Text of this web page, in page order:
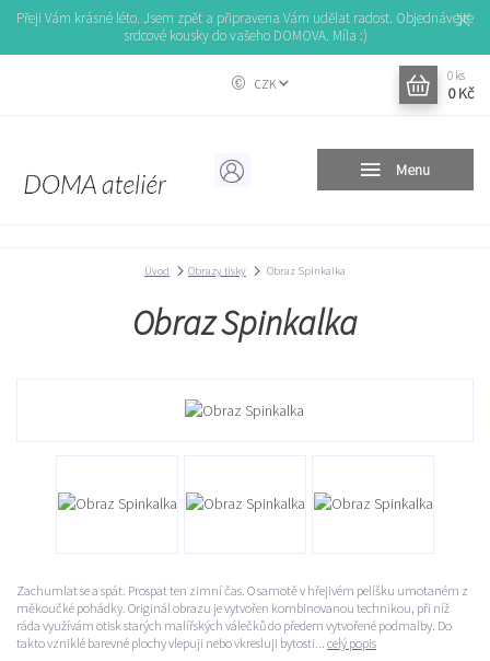
Přeji Vám krásné léto. Jsem zpět a připravena Vám udělat radost. Objednávejte
srdcové kousky do vašeho DOMOVA. Míla :)
Menu
CZK
0 ks
0 Kč
Úvod Obrazy tisky Obraz Spinkalka
Obraz Spinkalka
Zachumlat se a spát. Prospat ten zimní čas. O samotě v hřejivém pelíšku umotaném z
měkoučké pohádky. Originál obrazu je vytvořen kombinovanou technikou, při níž
ráda využívám otisk starých malířských válečků do předem vytvořené podmalby. Do
takto vzniklé barevné plochy vlepuji nebo vkresluji bytosti... celý popis